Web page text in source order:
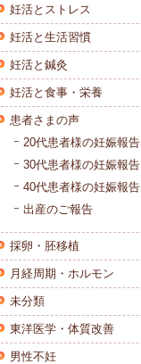
妊活とストレス
妊活と生活習慣
妊活と鍼灸
妊活と食事・栄養
患者さまの声
20代患者様の妊娠報告
30代患者様の妊娠報告
40代患者様の妊娠報告
出産のご報告
採卵・胚移植
月経周期・ホルモン
未分類
東洋医学・体質改善
男性不妊